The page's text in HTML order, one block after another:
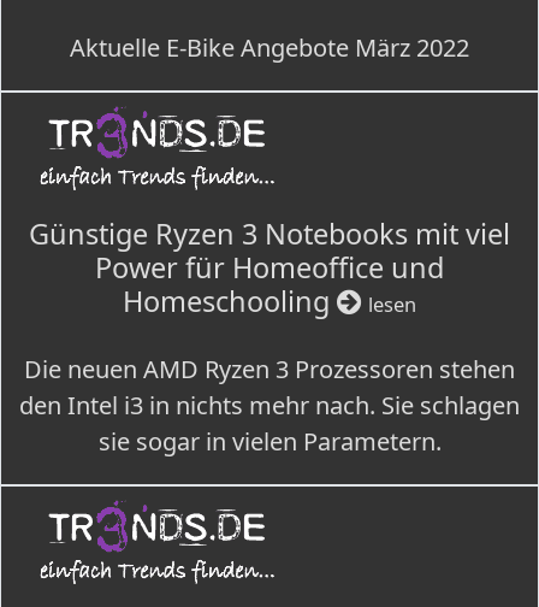
Aktuelle E-Bike Angebote März 2022
Günstige Ryzen 3 Notebooks mit viel
Power für Homeoffice und
Homeschooling
lesen
Die neuen AMD Ryzen 3 Prozessoren stehen
den Intel i3 in nichts mehr nach. Sie schlagen
sie sogar in vielen Parametern.